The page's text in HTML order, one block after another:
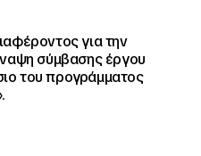
για την
σύμβασης έργου
του προγράμματος